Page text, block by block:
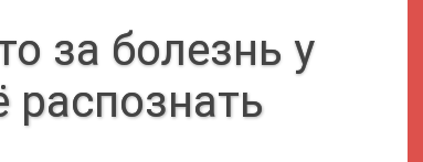
за болезнь у
распознать